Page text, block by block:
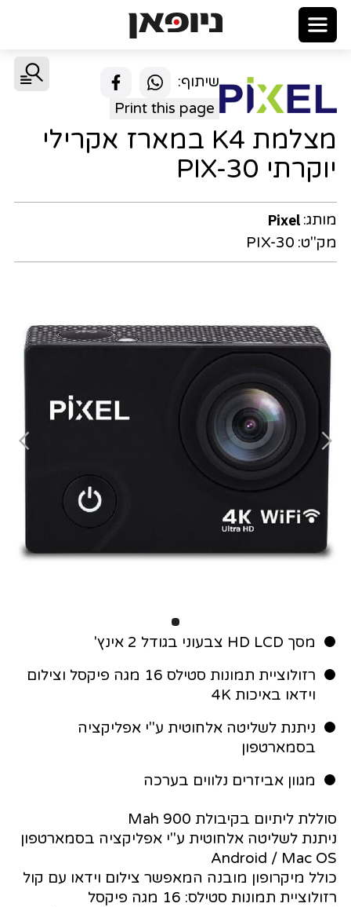
שיתוף:
Print this page
מצלמת K4 במארז אקרילי
יוקרתי PIX-30
מותג: Pixel
מק"ט: PIX-30
מסך HD LCD צבעוני בגודל 2 אינץ'
רזולוציית תמונות סטילס 16 מגה פיקסל וצילום
וידאו באיכות 4K
ניתנת לשליטה אלחוטית ע"י אפליקציה
בסמארטפון
מגוון אביזרים נלווים בערכה
סוללת ליתיום בקיבולת Mah 900
ניתנת לשליטה אלחוטית ע"י אפליקציה בסמארטפון
Android / Mac OS
כולל מיקרופון מובנה המאפשר צילום וידאו עם קול
רזולוציית תמונות סטילס: 16 מגה פיקסל